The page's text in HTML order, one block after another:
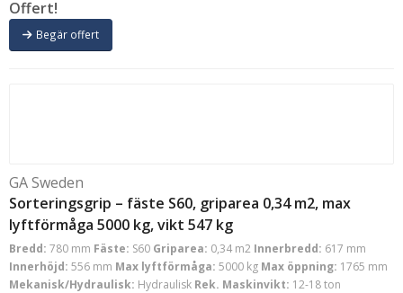
Offert!
Begär offert
GA Sweden
Sorteringsgrip – fäste S60, griparea 0,34 m2, max
lyftförmåga 5000 kg, vikt 547 kg
Bredd: 780 mm Fäste: S60 Griparea: 0,34 m2 Innerbredd: 617 mm
Innerhöjd: 556 mm Max lyftförmåga: 5000 kg Max öppning: 1765 mm
Mekanisk/Hydraulisk: Hydraulisk Rek. Maskinvikt: 12-18 ton